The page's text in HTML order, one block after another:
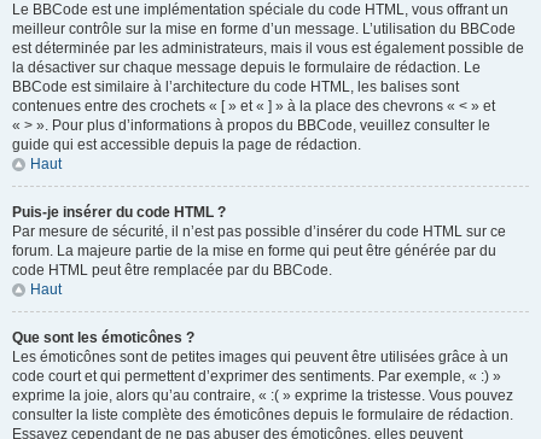
Le BBCode est une implémentation spéciale du code HTML, vous offrant un
meilleur contrôle sur la mise en forme d’un message. L’utilisation du BBCode
est déterminée par les administrateurs, mais il vous est également possible de
la désactiver sur chaque message depuis le formulaire de rédaction. Le
BBCode est similaire à l’architecture du code HTML, les balises sont
contenues entre des crochets « [ » et « ] » à la place des chevrons « < » et
« > ». Pour plus d’informations à propos du BBCode, veuillez consulter le
guide qui est accessible depuis la page de rédaction.
Haut
Puis-je insérer du code HTML ?
Par mesure de sécurité, il n’est pas possible d’insérer du code HTML sur ce
forum. La majeure partie de la mise en forme qui peut être générée par du
code HTML peut être remplacée par du BBCode.
Haut
Que sont les émoticônes ?
Les émoticônes sont de petites images qui peuvent être utilisées grâce à un
code court et qui permettent d’exprimer des sentiments. Par exemple, « :) »
exprime la joie, alors qu’au contraire, « :( » exprime la tristesse. Vous pouvez
consulter la liste complète des émoticônes depuis le formulaire de rédaction.
Essayez cependant de ne pas abuser des émoticônes, elles peuvent